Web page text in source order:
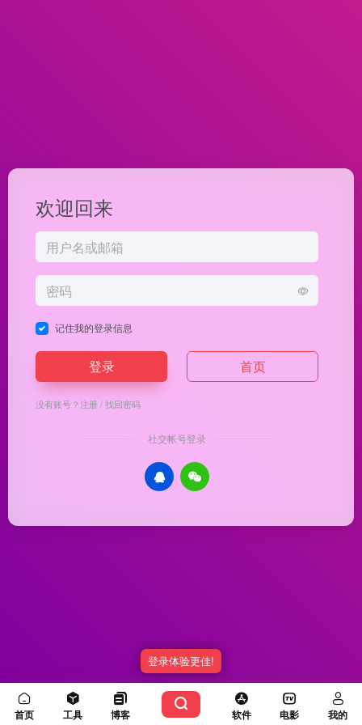
欢迎回来
记住我的登录信息
登录 首页
没有账号？注册/找回密码
社交帐号登录
Copyright © 2026 优渥导航 冀ICP备20003336号-5由 OneNav强力驱动
首页 工具 博客 软件 电影 我的
登录体验更佳!